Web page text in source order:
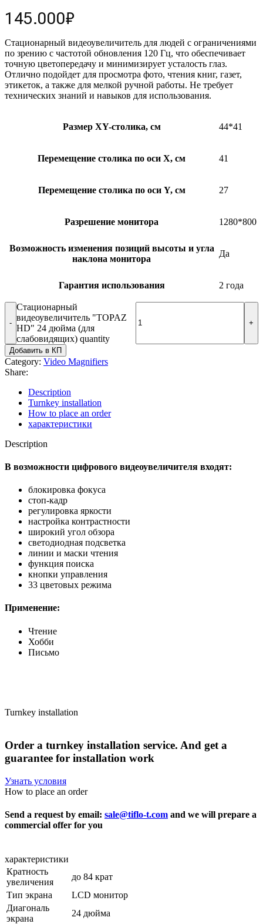
145.000₽
Стационарный видеоувеличитель для людей с ограничениями
по зрению с частотой обновления 120 Гц, что обеспечивает
точную цветопередачу и минимизирует усталость глаз.
Отлично подойдет для просмотра фото, чтения книг, газет,
этикеток, а также для мелкой ручной работы. Не требует
технических знаний и навыков для использования.
Размер XY-столика, см 44*41
Перемещение столика по оси Х, см 41
Перемещение столика по оси Y, см 27
Разрешение монитора 1280*800
Возможность изменения позиций высоты и угла
наклона монитора
Да
Гарантия использования 2 года
Стационарный
видеоувеличитель "TOPAZ
HD" 24 дюйма (для
слабовидящих) quantity
Добавить в КП
Category: Video Magnifiers
Share:
Description
Turnkey installation
How to place an order
характеристики
Description
В возможности цифрового видеоувеличителя входят:
блокировка фокуса
стоп-кадр
регулировка яркости
настройка контрастности
широкий угол обзора
светодиодная подсветка
линии и маски чтения
функция поиска
кнопки управления
33 цветовых режима
Применение:
Чтение
Хобби
Письмо
Turnkey installation
Order a turnkey installation service. And geta
guarantee for installation work
Узнать условия
How to place an order
Send a request by email: sale@tiflo-t.com and we will prepare a
commercial offer for you
характеристики
Кратность
увеличения
до 84 крат
Тип экрана
LCD монитор
Диагональ
экрана
24 дюйма